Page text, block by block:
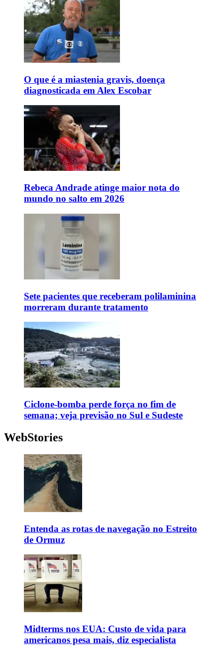
O que é a miastenia gravis, doença
diagnosticada em Alex Escobar
Rebeca Andrade atinge maior nota do
mundo no salto em 2026
Sete pacientes que receberam polilaminina
morreram durante tratamento
Ciclone-bomba perde força no fim de
semana; veja previsão no Sul e Sudeste
WebStories
Entenda as rotas de navegação no Estreito
de Ormuz
Midterms nos EUA: Custo de vida para
americanos pesa mais, diz especialista